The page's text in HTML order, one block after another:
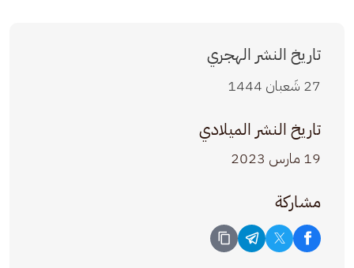
تاريخ النشر الهجري
27 شَعبان 1444
تاريخ النشر الميلادي
19 مارس 2023
مشاركة